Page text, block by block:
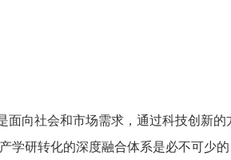
向社会和市场需求，通过科技创新
学研转化的深度融合体系是必不可少